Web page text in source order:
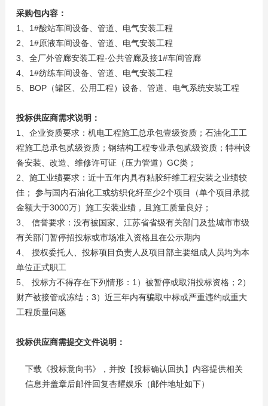
采购包内容：
1、1#酸站车间设备、管道、电气安装工程
2、1#原液车间设备、管道、电气安装工程
3、全厂外管廊安装工程-公共管廊及接1#车间管廊
4、1#纺练车间设备、管道、电气安装工程
5、BOP（罐区、公用工程）设备、管道、电气系统安装工程
投标供应商需求说明：
1、企业资质要求：机电工程施工总承包壹级资质；石油化工工
程施工总承包贰级资质；钢结构工程专业承包贰级资质；特种设
备安装、改造、维修许可证（压力管道）GC类；
2、施工业绩要求：近十五年内具有粘胶纤维工程安装之业绩较
佳； 参与国内石油化工或纺织化纤至少2个项目（单个项目承揽
金额大于3000万）施工安装业绩，且施工质量良好；
3、 信誉要求：没有被国家、江苏省省级有关部门及盐城市市级
有关部门暂停招投标或市场准入资格且在公示期内
4、 授权委托人、投标项目负责人及项目部主要组成人员均为本
单位正式职工
5、 投标方不得存在下列情形：1）被暂停或取消投标资格；2）
财产被接管或冻结；3）近三年内有骗取中标或严重违约或重大
工程质量问题
投标供应商需提交文件说明：
下载《投标意向书》，并按【投标确认回执】内容提供相关
信息并盖章后邮件回复杏耀娱乐（邮件地址如下）